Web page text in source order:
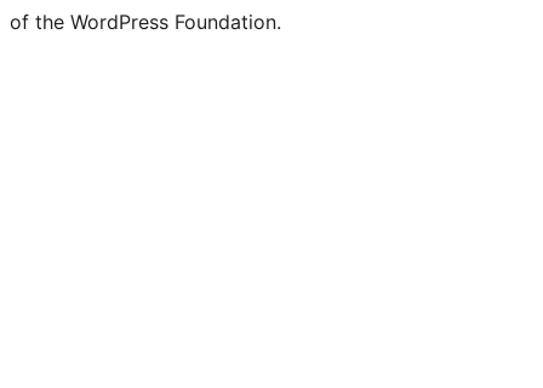
of the WordPress Foundation.